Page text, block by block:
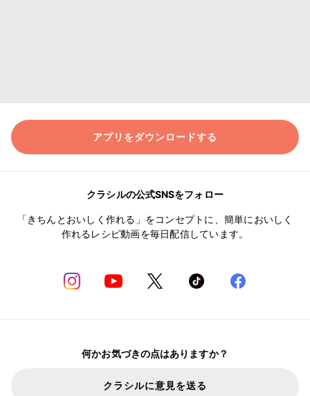
アプリをダウンロードする
クラシルの公式SNSをフォロー
「きちんとおいしく作れる」をコンセプトに、簡単においしく
作れるレシピ動画を毎日配信しています。
何かお気づきの点はありますか？
クラシルに意見を送る